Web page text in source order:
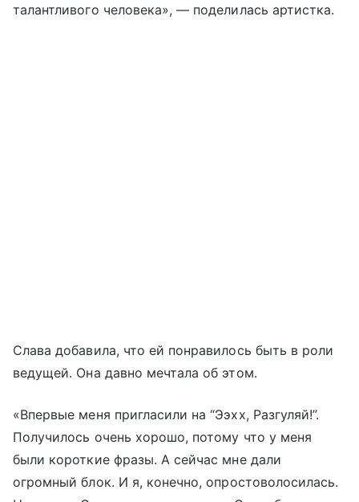
талантливого человека», — поделилась артистка.
Слава добавила, что ей понравилось быть в роли
ведущей. Она давно мечтала об этом.
«Впервые меня пригласили на “Ээхх, Разгуляй!”.
Получилось очень хорошо, потому что у меня
были короткие фразы. А сейчас мне дали
огромный блок. И я, конечно, опростоволосилась.